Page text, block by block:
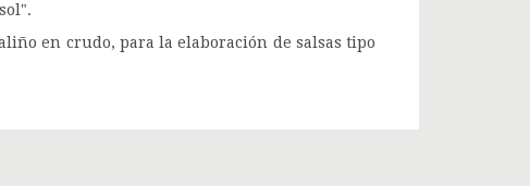
en crudo, para la elaboración de salsas tipo